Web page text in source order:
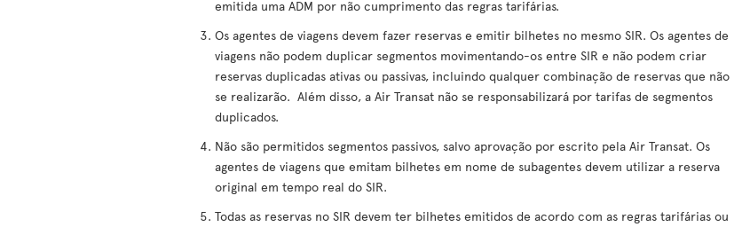
emitida uma ADM por não cumprimento das regras tarifárias.
Os agentes de viagens devem fazer reservas e emitir bilhetes no mesmo SIR. Os agentes de
viagens não podem duplicar segmentos movimentando-os entre SIR e não podem criar
reservas duplicadas ativas ou passivas, incluindo qualquer combinação de reservas que não
se realizarão. Além disso, a Air Transat não se responsabilizará por tarifas de segmentos
duplicados.
Não são permitidos segmentos passivos, salvo aprovação por escrito pela Air Transat. Os
agentes de viagens que emitam bilhetes em nome de subagentes devem utilizar a reserva
original em tempo real do SIR.
Todas as reservas no SIR devem ter bilhetes emitidos de acordo com as regras tarifárias ou